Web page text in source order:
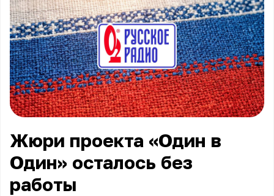
Жюри проекта «Один в
Один» осталось без
работы